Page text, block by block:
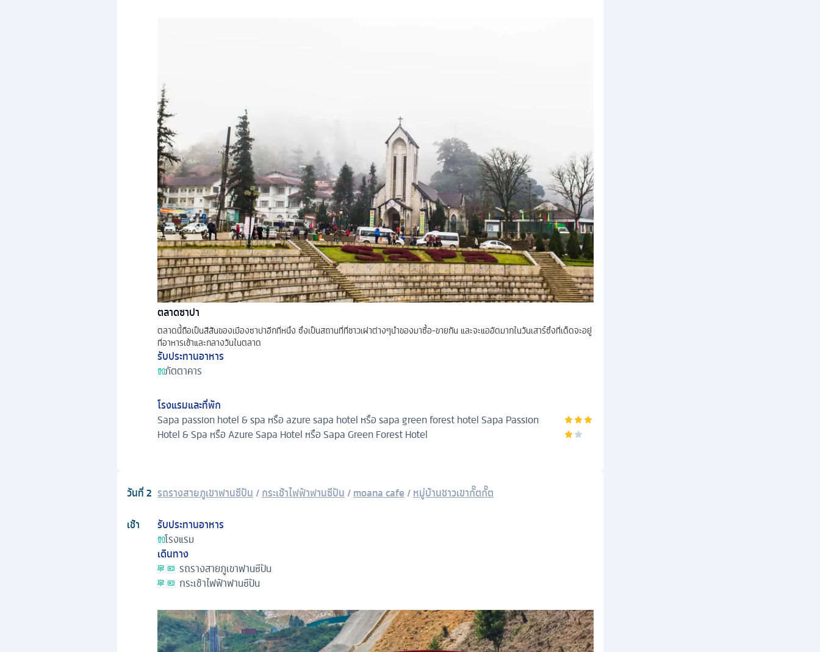
ตลาดซาปา
ตลาดนี้ถือเป็นสีสันของเมืองซาปาอีกที่หนึ่ง ซึ่งเป็นสถานที่ที่ชาวเผ่าต่างๆนำของมาซื้อ-ขายกัน และจะแออัดมากในวันเสาร์ซึ่งที่เด็ดจะอยู่
ที่อาหารเช้าและกลางวันในตลาด
รับประทานอาหาร
ภัตตาคาร
โรงแรมและที่พัก
Sapa passion hotel & spa หรือ azure sapa hotel หรือ sapa green forest hotelSapa Passion
Hotel & Spa หรือ Azure Sapa Hotel หรือ Sapa Green Forest Hotel
วันที่2 รถรางสายภูเขาฟานซีปัน/กระเช้าไฟฟ้าฟานซีปัน/moana cafe/หมู่บ้านชาวเขากั๊ตกั๊ต
เช้า
รับประทานอาหาร
โรงแรม
เดินทาง
รถรางสายภูเขาฟานซีปัน
กระเช้าไฟฟ้าฟานซีปัน